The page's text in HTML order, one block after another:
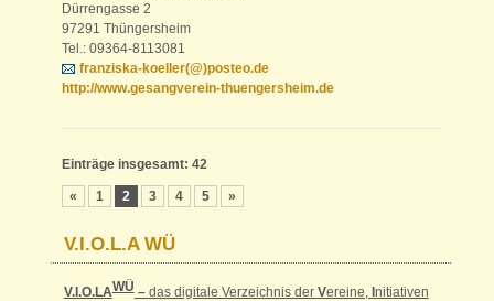
Dürrengasse 2
97291 Thüngersheim
Tel.: 09364-8113081
franziska-koeller(@)posteo.de
http://www.gesangverein-thuengersheim.de
Einträge insgesamt: 42
« 1 2 3 4 5 »
V.I.O.L.A WÜ
V.I.O.LAWÜ– das digitale Verzeichnis der Vereine, nitiativen